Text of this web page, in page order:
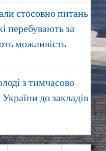
стосовно питань
перебувають за
можливість
з тимчасово
до закладів